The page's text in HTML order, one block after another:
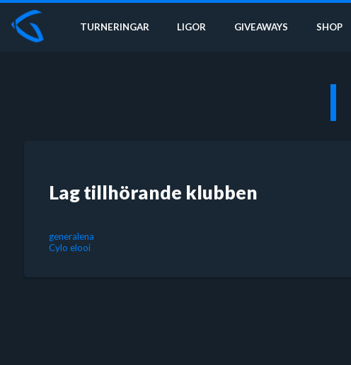
TURNERINGAR LIGOR GIVEAWAYS SHOP
Lag tillhörande klubben
generalena
Cylo elooi